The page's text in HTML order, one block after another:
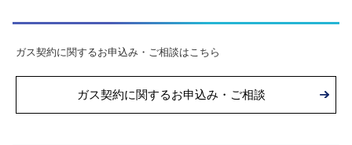
ガス契約に関するお申込み・ご相談はこちら
ガス契約に関するお申込み・ご相談